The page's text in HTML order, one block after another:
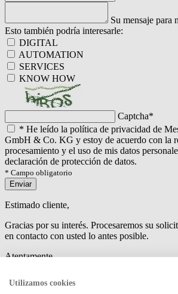
Su mensaje para
Esto también podría interesarle:
DIGITAL
AUTOMATION
SERVICES
KNOW HOW
Captcha*
* He leído la política de privacidad de
GmbH & Co. KG y estoy de acuerdo con la
procesamiento y el uso de mis datos
declaración de protección de datos.
* Campo obligatorio
Enviar
Estimado cliente,
Gracias por su interés. Procesaremos su
en contacto con usted lo antes posible.
Atentamente
An error has occured while submitting the
later.
Utilizamos cookies